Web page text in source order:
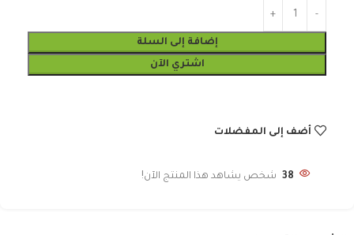
إضافة إلى السلة
اشتري الآن
أضف إلى المفضلات
38 شخص يشاهد هذا المنتج الآن!